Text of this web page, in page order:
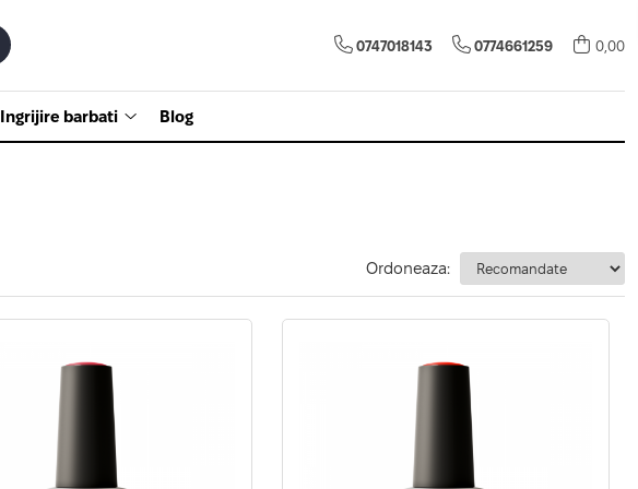
0747018143 0774661259 0,00
Ingrijire barbati Blog
Ordoneaza: